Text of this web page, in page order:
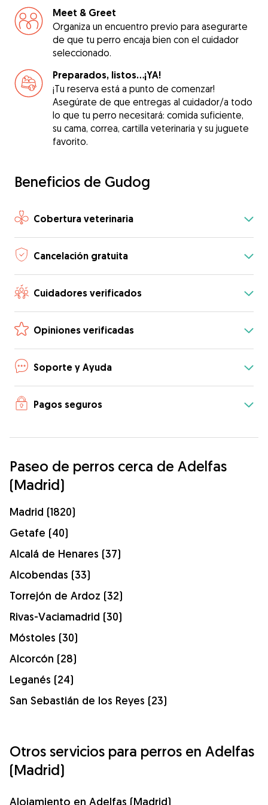
Meet & Greet
Organiza un encuentro previo para asegurarte
de que tu perro encaja bien con el cuidador
seleccionado.
Preparados, listos...¡YA!
¡Tu reserva está a punto de comenzar!
Asegúrate de que entregas al cuidador/a todo
lo que tu perro necesitará: comida suficiente,
su cama, correa, cartilla veterinaria y su juguete
favorito.
Beneficios de Gudog
Cobertura veterinaria
Cancelación gratuita
Cuidadores verificados
Opiniones verificadas
Soporte y Ayuda
Pagos seguros
Paseo de perros cerca de Adelfas
(Madrid)
Madrid (1820)
Getafe (40)
Alcalá de Henares (37)
Alcobendas (33)
Torrejón de Ardoz (32)
Rivas-Vaciamadrid (30)
Móstoles (30)
Alcorcón (28)
Leganés (24)
San Sebastián de los Reyes (23)
Otros servicios para perros en Adelfas
(Madrid)
Alojamiento en Adelfas (Madrid)